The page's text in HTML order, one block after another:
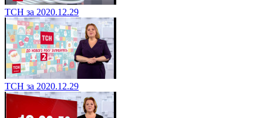
ТСН за 2020.12.29
ТСН за 2020.12.29